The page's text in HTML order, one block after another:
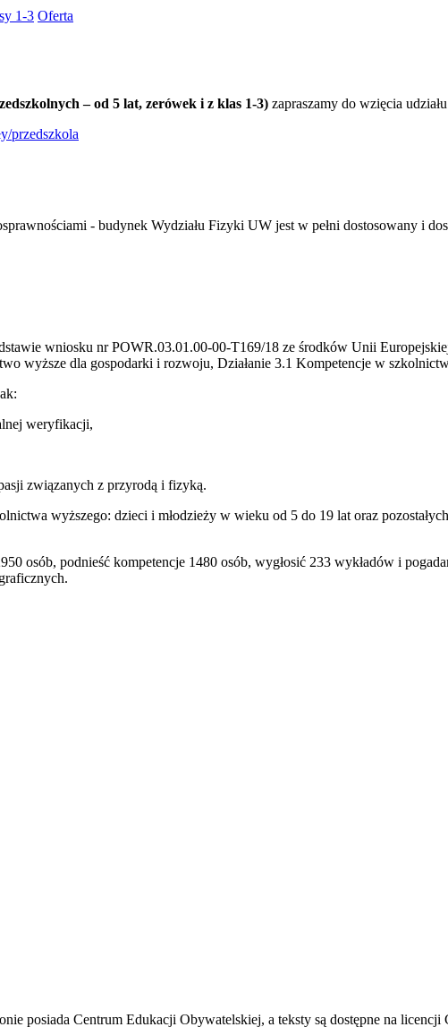
1-3 Oferta
– od 5 lat, zerówek i z klas 1-3) zapraszamy do wzięcia
przedszkola
- budynek Wydziału Fizyki UW jest w pełni dostosowany i
wniosku nr POWR.03.01.00-00-T169/18 ze środków Unii
wyższe dla gospodarki i rozwoju, Działanie 3.1 Kompetencje w
weryfikacji,
związanych z przyrodą i fizyką.
wyższego: dzieci i młodzieży w wieku od 5 do 19 lat oraz
osób, podnieść kompetencje 1480 osób, wygłosić 233 wykładów i
posiada Centrum Edukacji Obywatelskiej, a teksty są dostępne na